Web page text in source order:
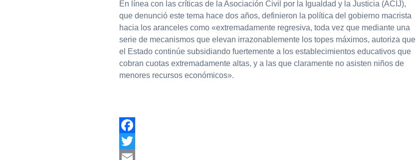
En línea con las críticas de la Asociación Civil por la Igualdad y la Justicia (ACIJ),
que denunció este tema hace dos años, definieron la política del gobierno macrista
hacia los aranceles como «extremadamente regresiva, toda vez que mediante una
serie de mecanismos que elevan irrazonablemente los topes máximos, autoriza que
el Estado continúe subsidiando fuertemente a los establecimientos educativos que
cobran cuotas extremadamente altas, y a las que claramente no asisten niños de
menores recursos económicos».
Facebook
Twitter